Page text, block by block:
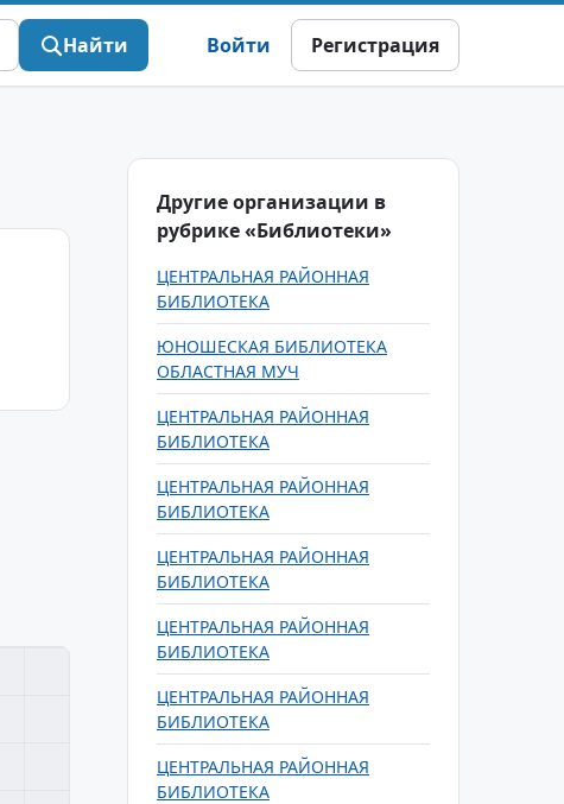
Найти Войти Регистрация
Другие организации в
рубрике «Библиотеки»
ЦЕНТРАЛЬНАЯ РАЙОННАЯ
БИБЛИОТЕКА
ЮНОШЕСКАЯ БИБЛИОТЕКА
ОБЛАСТНАЯ МУЧ
ЦЕНТРАЛЬНАЯ РАЙОННАЯ
БИБЛИОТЕКА
ЦЕНТРАЛЬНАЯ РАЙОННАЯ
БИБЛИОТЕКА
ЦЕНТРАЛЬНАЯ РАЙОННАЯ
БИБЛИОТЕКА
ЦЕНТРАЛЬНАЯ РАЙОННАЯ
БИБЛИОТЕКА
ЦЕНТРАЛЬНАЯ РАЙОННАЯ
БИБЛИОТЕКА
ЦЕНТРАЛЬНАЯ РАЙОННАЯ
БИБЛИОТЕКА